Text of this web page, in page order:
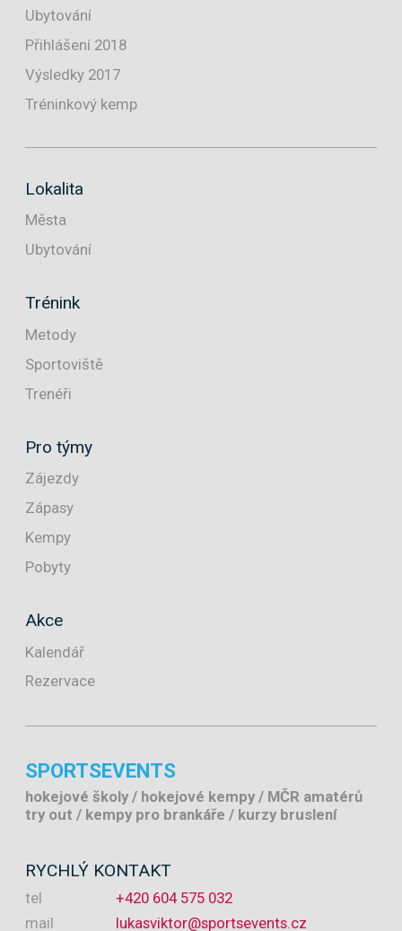
Ubytování
Přihlášení 2018
Výsledky 2017
Tréninkový kemp
Lokalita
Města
Ubytování
Trénink
Metody
Sportoviště
Trenéři
Pro týmy
Zájezdy
Zápasy
Kempy
Pobyty
Akce
Kalendář
Rezervace
SPORTSEVENTS
hokejové školy / hokejové kempy / MČR amatérů
try out / kempy pro brankáře / kurzy bruslení
RYCHLÝ KONTAKT
tel
+420 604 575 032
mail
lukasviktor@sportsevents.cz